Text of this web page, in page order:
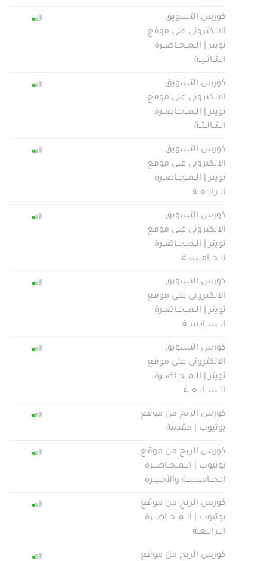
كورس التسويق
الالكترونى على موقع
تويتر | الــمــحــاضــرة
الــثــانــيــة
كورس التسويق
الالكترونى على موقع
تويتر | الــمــحــاضــرة
الــثــالــثــة
كورس التسويق
الالكترونى على موقع
تويتر | الــمــحــاضــرة
الــرابــعــة
كورس التسويق
الالكترونى على موقع
تويتر | الــمــحــاضــرة
الــخــامــســة
كورس التسويق
الالكترونى على موقع
تويتر | الــمــحــاضــرة
الــســادســة
كورس التسويق
الالكترونى على موقع
تويتر | الــمــحــاضــرة
الــســابــعــة
كورس الربح من موقع
يوتيوب | مقدمة
كورس الربح من موقع
يوتيوب | الــمــحــاضــرة
الــخــامــســة والأخــيــرة
كورس الربح من موقع
يوتيوب | الــمــحــاضــرة
الــرابــعــة
كورس الربح من موقع